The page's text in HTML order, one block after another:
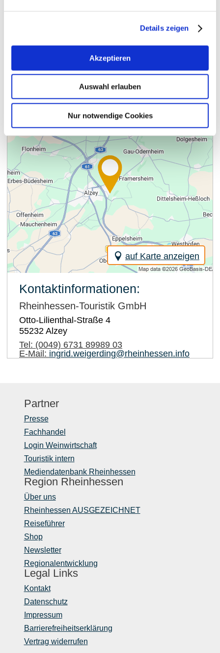
Details zeigen
Akzeptieren
Auswahl erlauben
Nur notwendige Cookies
auf Karte anzeigen
Kontaktinformationen:
Rheinhessen-Touristik GmbH
Otto-Lilienthal-Straße 4
55232 Alzey
Tel: (0049) 6731 89989 03
E-Mail: ingrid.weigerding@rheinhessen.info
Partner
Presse
Fachhandel
Login Weinwirtschaft
Touristik intern
Mediendatenbank Rheinhessen
Region Rheinhessen
Über uns
Rheinhessen AUSGEZEICHNET
Reiseführer
Shop
Newsletter
Regionalentwicklung
Legal Links
Kontakt
Datenschutz
Impressum
Barrierefreiheitserklärung
Vertrag widerrufen